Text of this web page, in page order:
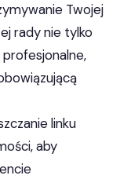
Twojej
rady nie tylko
linku
aby